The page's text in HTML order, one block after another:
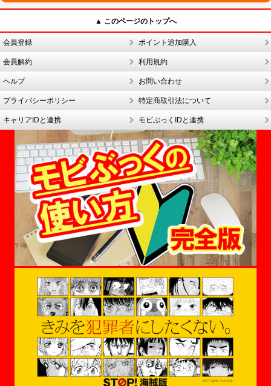
▲ このページのトップへ
会員登録 ポイント追加購入
会員解約 利用規約
ヘルプ お問い合わせ
プライバシーポリシー 特定商取引法について
キャリアIDと連携 モビぶっくIDと連携